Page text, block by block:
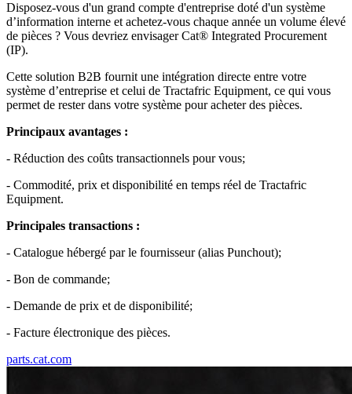
Disposez-vous d'un grand compte d'entreprise doté d'un système
d’information interne et achetez-vous chaque année un volume élevé
de pièces ? Vous devriez envisager Cat® Integrated Procurement
(IP).
Cette solution B2B fournit une intégration directe entre votre
système d’entreprise et celui de Tractafric Equipment, ce qui vous
permet de rester dans votre système pour acheter des pièces.
Principaux avantages :
- Réduction des coûts transactionnels pour vous;
- Commodité, prix et disponibilité en temps réel de Tractafric
Equipment.
Principales transactions :
- Catalogue hébergé par le fournisseur (alias Punchout);
- Bon de commande;
- Demande de prix et de disponibilité;
- Facture électronique des pièces.
parts.cat.com